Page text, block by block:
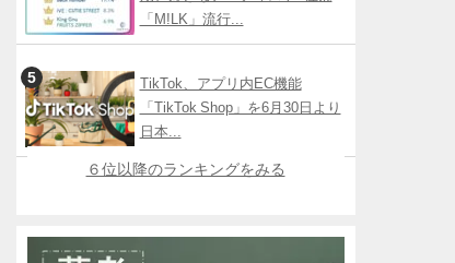
「M!LK」流行...
TikTok、アプリ内EC機能
「TikTok Shop」を6月30日より
日本...
６位以降のランキングをみる